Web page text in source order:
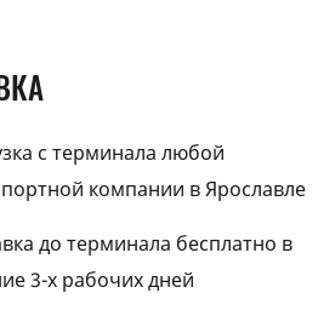
с терминала любой
компании в Ярославле
до терминала бесплатно в
3-х рабочих дней